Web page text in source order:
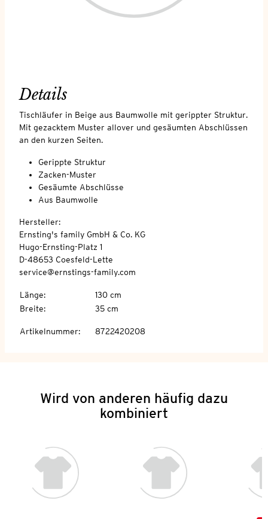
Details
Tischläufer in Beige aus Baumwolle mit gerippter Struktur.
Mit gezacktem Muster allover und gesäumten Abschlüssen
an den kurzen Seiten.
Gerippte Struktur
Zacken-Muster
Gesäumte Abschlüsse
Aus Baumwolle
Hersteller:
Ernsting's family GmbH & Co. KG
Hugo-Ernsting-Platz 1
D-48653 Coesfeld-Lette
service@ernstings-family.com
Länge:
130 cm
Breite: 35 cm
Artikelnummer: 8722420208
Wird von anderen häufig dazu
kombiniert